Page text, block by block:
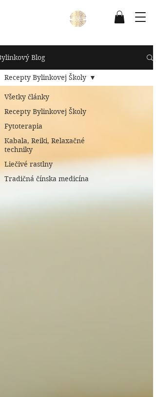
Blog
Všetky články
Recepty Bylinkovej Školy
Fytoterapia
Kabala, Reiki, Relaxačné
techniky
Liečivé rastlny
Tradičná čínska medicína
Recepty Bylinkovej Školy